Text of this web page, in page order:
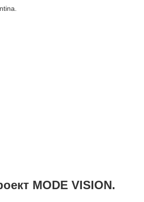
MODE VISION.